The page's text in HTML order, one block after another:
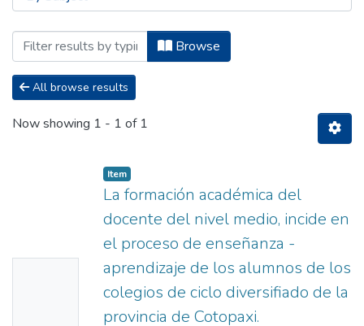
Browsing Titulación - Carrera de
Browse
All browse results
Now showing 1 - 1 of 1
Item
La formación académica del
docente del nivel medio, incide en
el proceso de enseñanza -
aprendizaje de los alumnos de los
colegios de ciclo diversifiado de la
provincia de Cotopaxi.